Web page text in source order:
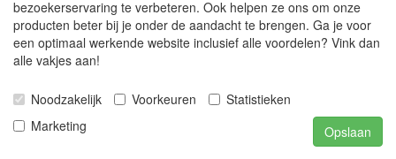
bezoekerservaring te verbeteren. Ook helpen ze ons om onze
producten beter bij je onder de aandacht te brengen. Ga je voor
een optimaal werkende website inclusief alle voordelen? Vink dan
alle vakjes aan!
Noodzakelijk Voorkeuren
Statistieken
Marketing
Opslaan
CW10042 Creddy World Kerst